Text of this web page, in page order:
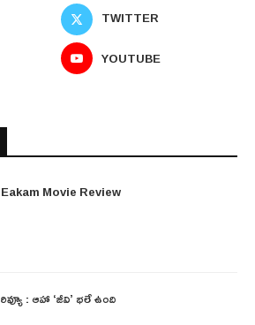
TWITTER
YOUTUBE
Eakam Movie Review
రివ్యూ : ఆహా ‘జీవి’ భలే ఉంది